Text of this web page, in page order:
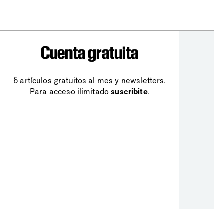
Cuenta gratuita
6 artículos gratuitos al mes y newsletters.
Para acceso ilimitado suscribite.